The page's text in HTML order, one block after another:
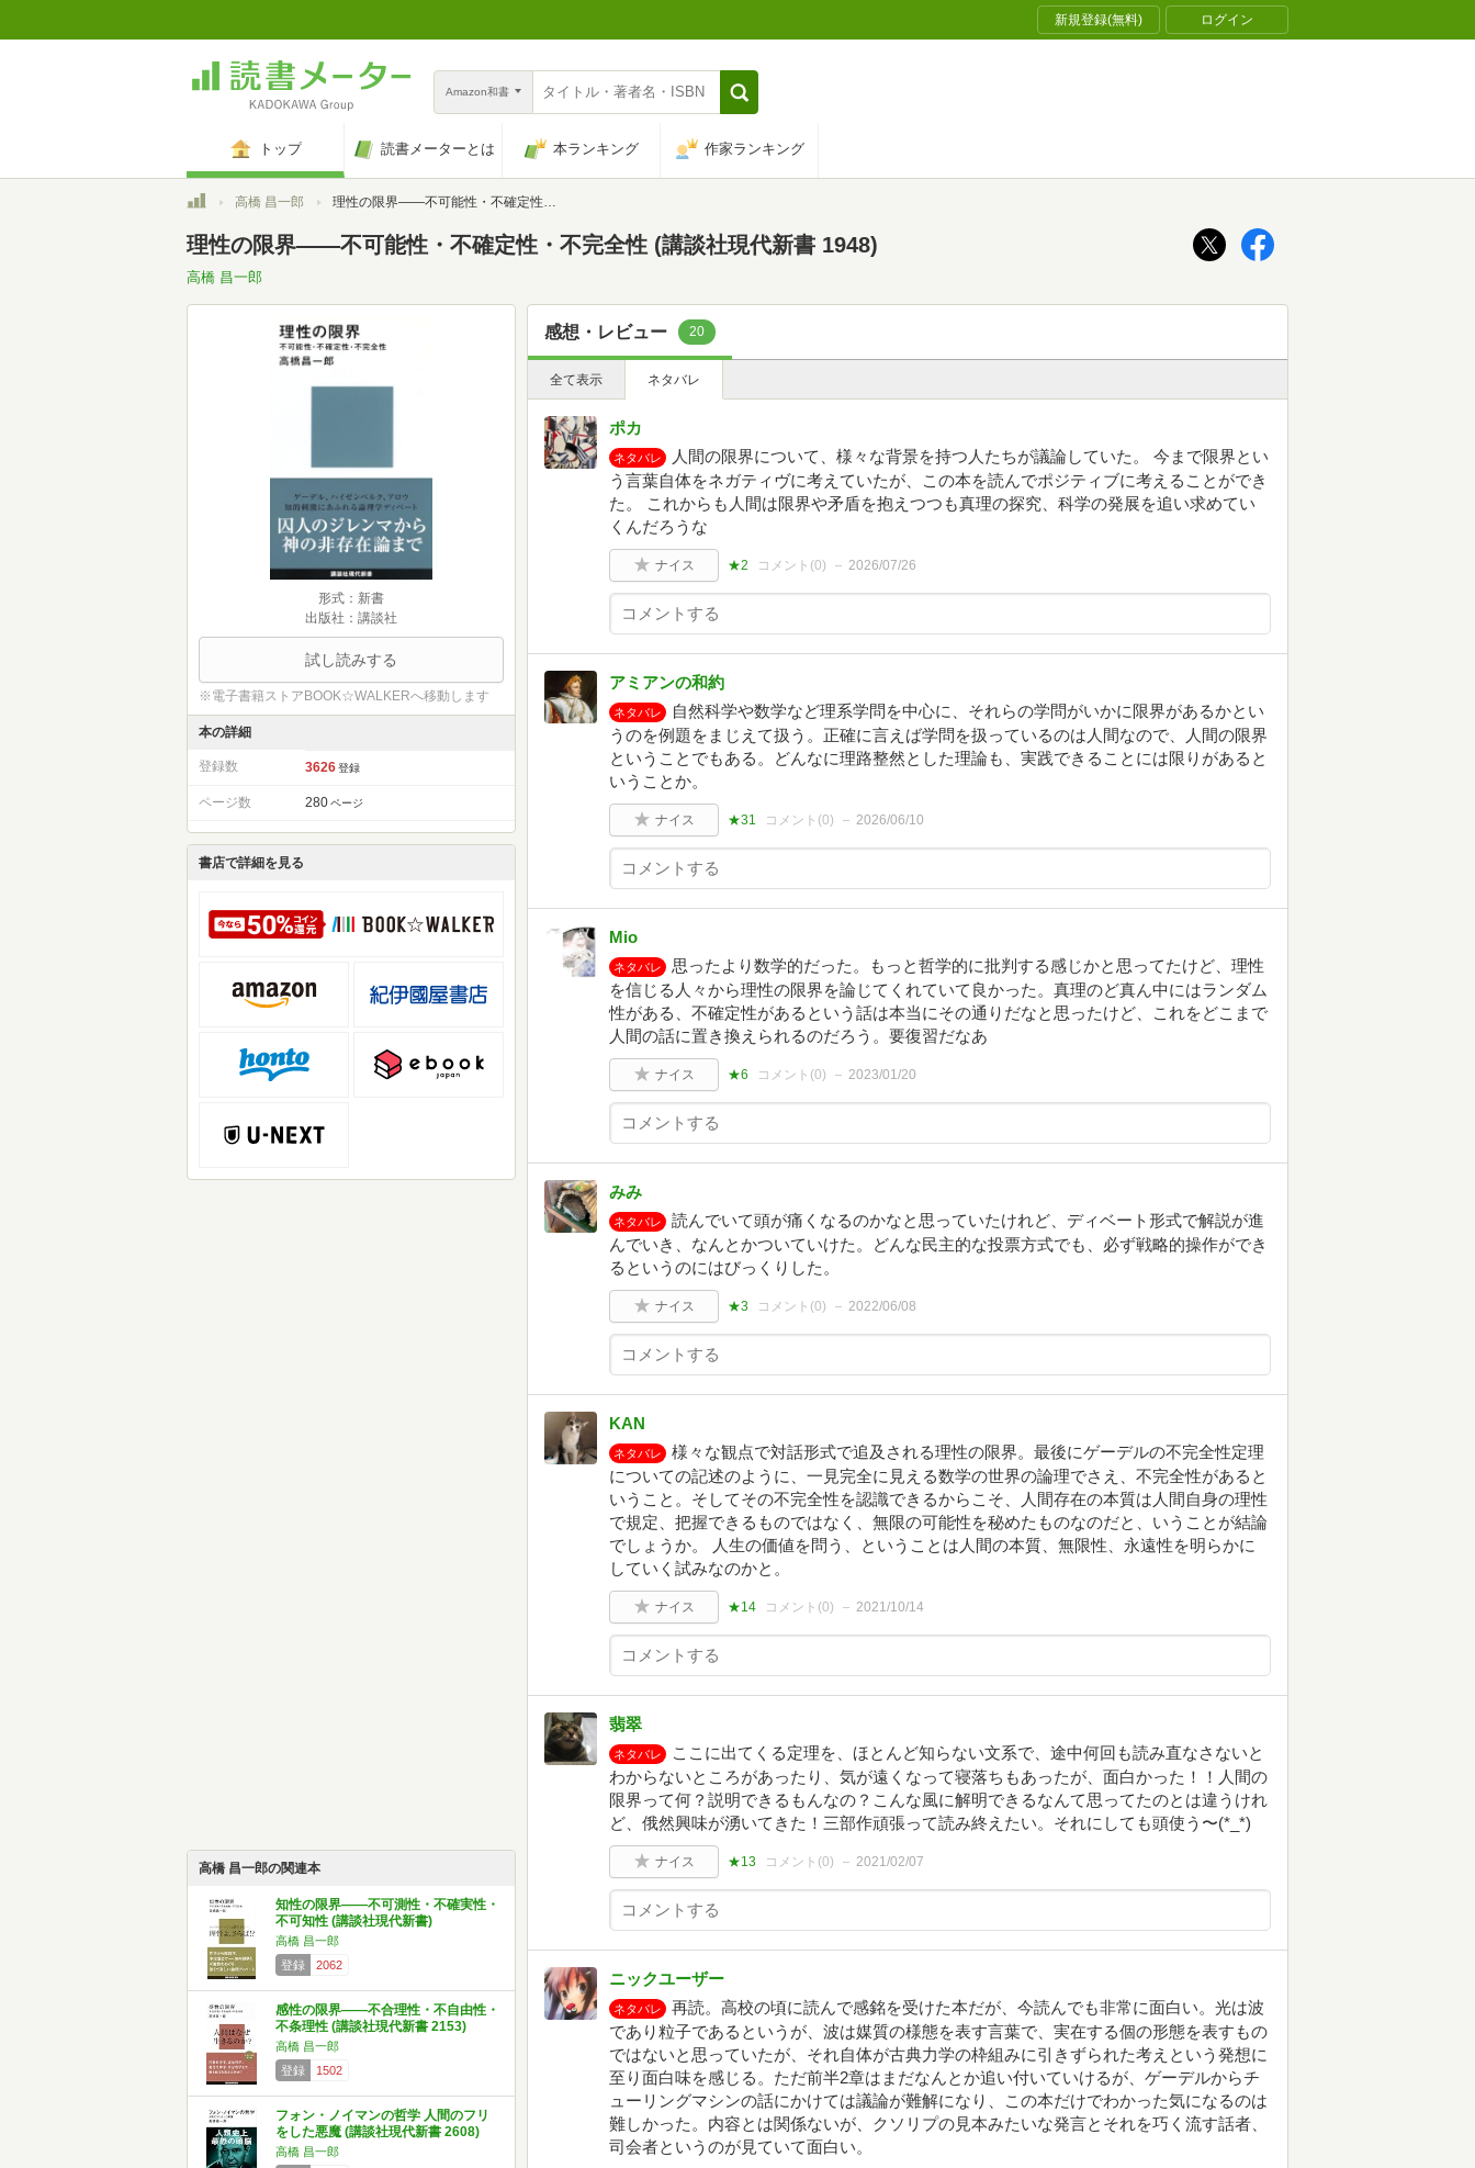
新規登録(無料) ログイン
Amazon和書
トップ 読書メーターとは 本ランキング 作家ランキング
トップ高橋 昌一郎 理性の限界――不可能性・不確定性・不完全性 (講談社現代新書 1948)
理性の限界――不可能性・不確定性・不完全性 (講談社現代新書 1948)
高橋 昌一郎
形式：新書
出版社：講談社
試し読みする
※電子書籍ストアBOOK☆WALKERへ移動します
本の詳細
登録数 3626 登録
ページ数 280 ページ
書店で詳細を見る
高橋 昌一郎の関連本
知性の限界――不可測性・不確実性・
不可知性 (講談社現代新書)
高橋 昌一郎
登録
2062
感性の限界――不合理性・不自由性・
不条理性 (講談社現代新書 2153)
高橋 昌一郎
登録
1502
フォン・ノイマンの哲学 人間のフリ
をした悪魔 (講談社現代新書 2608)
高橋 昌一郎
感想・レビュー 20
全て表示 ネタバレ
ポカ
ネタバレ
人間の限界について、様々な背景を持つ人たちが議論していた。 今まで限界とい
う言葉自体をネガティヴに考えていたが、この本を読んでポジティブに考えることができ
た。 これからも人間は限界や矛盾を抱えつつも真理の探究、科学の発展を追い求めてい
くんだろうな
ナイス ★2 コメント(0) 2026/07/26
アミアンの和約
ネタバレ
自然科学や数学など理系学問を中心に、それらの学問がいかに限界があるかとい
うのを例題をまじえて扱う。正確に言えば学問を扱っているのは人間なので、人間の限界
ということでもある。どんなに理路整然とした理論も、実践できることには限りがあると
いうことか。
ナイス ★31 コメント(0) 2026/06/10
Mio
ネタバレ
思ったより数学的だった。もっと哲学的に批判する感じかと思ってたけど、理性
を信じる人々から理性の限界を論じてくれていて良かった。真理のど真ん中にはランダム
性がある、不確定性があるという話は本当にその通りだなと思ったけど、これをどこまで
人間の話に置き換えられるのだろう。要復習だなあ
ナイス ★6 コメント(0) 2023/01/20
みみ
ネタバレ
読んでいて頭が痛くなるのかなと思っていたけれど、ディベート形式で解説が進
んでいき、なんとかついていけた。どんな民主的な投票方式でも、必ず戦略的操作ができ
るというのにはびっくりした。
ナイス ★3 コメント(0) 2022/06/08
KAN
ネタバレ
様々な観点で対話形式で追及される理性の限界。最後にゲーデルの不完全性定理
についての記述のように、一見完全に見える数学の世界の論理でさえ、不完全性があると
いうこと。そしてその不完全性を認識できるからこそ、人間存在の本質は人間自身の理性
で規定、把握できるものではなく、無限の可能性を秘めたものなのだと、いうことが結論
でしょうか。 人生の価値を問う、ということは人間の本質、無限性、永遠性を明らかに
していく試みなのかと。
ナイス ★14 コメント(0) 2021/10/14
翡翠
ネタバレ
ここに出てくる定理を、ほとんど知らない文系で、途中何回も読み直なさないと
わからないところがあったり、気が遠くなって寝落ちもあったが、面白かった！！人間の
限界って何？説明できるもんなの？こんな風に解明できるなんて思ってたのとは違うけれ
ど、俄然興味が湧いてきた！三部作頑張って読み終えたい。それにしても頭使う〜(*_*)
ナイス ★13 コメント(0) 2021/02/07
ニックユーザー
ネタバレ
再読。高校の頃に読んで感銘を受けた本だが、今読んでも非常に面白い。光は波
であり粒子であるというが、波は媒質の様態を表す言葉で、実在する個の形態を表すもの
ではないと思っていたが、それ自体が古典力学の枠組みに引きずられた考えという発想に
至り面白味を感じる。ただ前半2章はまだなんとか追い付いていけるが、ゲーデルからチ
ューリングマシンの話にかけては議論が難解になり、この本だけでわかった気になるのは
難しかった。内容とは関係ないが、クソリプの見本みたいな発言とそれを巧く流す話者、
司会者というのが見ていて面白い。